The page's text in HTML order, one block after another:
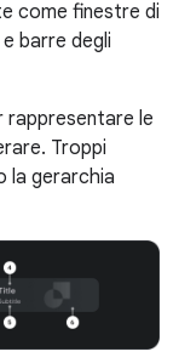
come finestre di
barre degli
rappresentare le
Troppi
la gerarchia